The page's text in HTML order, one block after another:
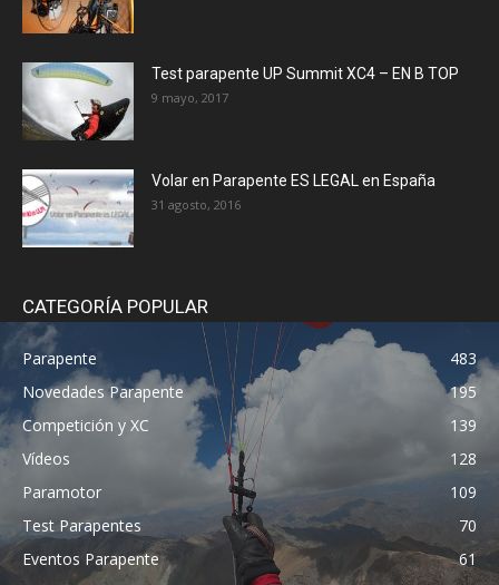
Test parapente UP Summit XC4 – EN B TOP
9 mayo, 2017
Volar en Parapente ES LEGAL en España
31 agosto, 2016
CATEGORÍA POPULAR
Parapente
483
Novedades Parapente
195
Competición y XC
139
Vídeos
128
Paramotor
109
Test Parapentes
70
Eventos Parapente
61